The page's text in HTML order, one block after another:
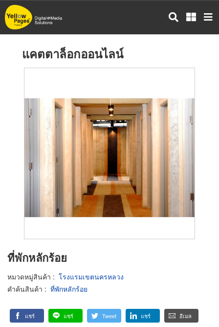
ข้าม
ไป
แคตตาล็อกออนไลน์
ที่พักหลักร้อย
หมวดหมู่สินค้า : โรงแรมเขตนครหลวง
คำค้นสินค้า : ที่พักหลักร้อย
แชร์ แชร์ Tweet แชร์ อีเมล